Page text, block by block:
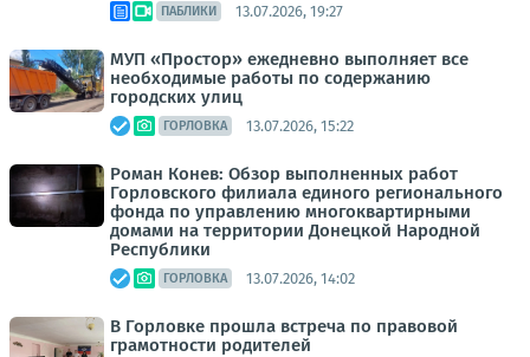
ПАБЛИКИ 13.07.2026, 19:27
МУП «Простор» ежедневно выполняет все
необходимые работы по содержанию
городских улиц
ГОРЛОВКА 13.07.2026, 15:22
Роман Конев: Обзор выполненных работ
Горловского филиала единого регионального
фонда по управлению многоквартирными
домами на территории Донецкой Народной
Республики
ГОРЛОВКА 13.07.2026, 14:02
В Горловке прошла встреча по правовой
грамотности родителей